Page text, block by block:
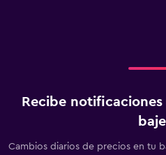
Recibe
Cambios diarios de precios en tu